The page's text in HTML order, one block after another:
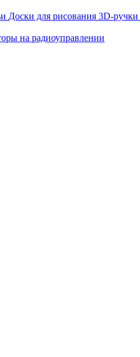
Доски для рисования 3D-ручки
на радиоуправлении